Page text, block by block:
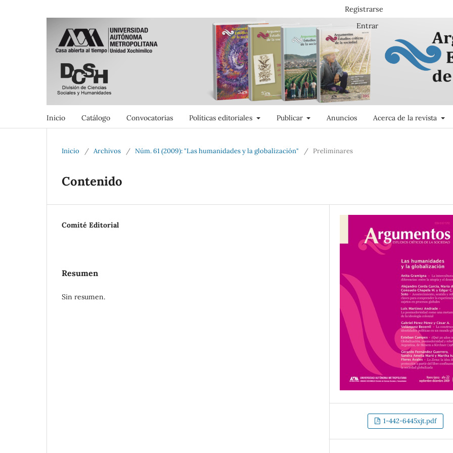
Inicio Catálogo Convocatorias Políticas editoriales Publicar Anuncios Acerca de la revista
Registrarse
Entrar
Inicio / Archivos / Núm. 61 (2009): "Las humanidades y la globalización" / Preliminares
Contenido
Comité Editorial
Resumen
Sin resumen.
1-442-6445xjt.pdf